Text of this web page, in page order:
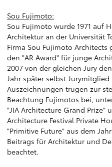
Sou Fujimoto:
Sou Fujimoto wurde 1971 auf
Architektur an der Universität
Firma Sou Fujimoto
den "AR Award" für junge
2007 von der gleichen Jury
Jahr später selbst
Auszeichnungen trugen zur
Beachtung Fujimotos bei,
"JIA Architecture Grand Prize"
Architecture Festival Private
"Primitive Future" aus dem
Beitrags für Architektur und
beachtet.